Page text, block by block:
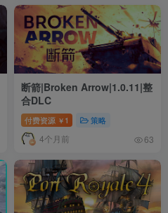
策略
断箭|Broken Arrow|1.0.11|整
合DLC
付费资源 ￥ 1 策略
4个月前 63